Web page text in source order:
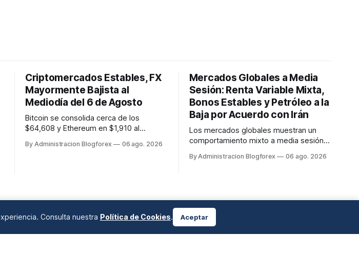
Criptomercados Estables, FX
Mayormente Bajista al
Mediodía del 6 de Agosto
Bitcoin se consolida cerca de los
$64,608 y Ethereum en $1,910 al
FX, el EUR/USD y GBP/USD operan a la
By Administracion Blogforex 06 ago. 2026
Mercados Globales a Media
Sesión: Renta Variable Mixta,
Bonos Estables y Petróleo a la
Baja por Acuerdo con Irán
Los mercados globales muestran un
comportamiento mixto a media sesión
Industrial Average avanza, mientras que
crudo desciende ante el optimismo por
By Administracion Blogforex 06 ago. 2026
Consulta nuestra Política de Cookies. Aceptar